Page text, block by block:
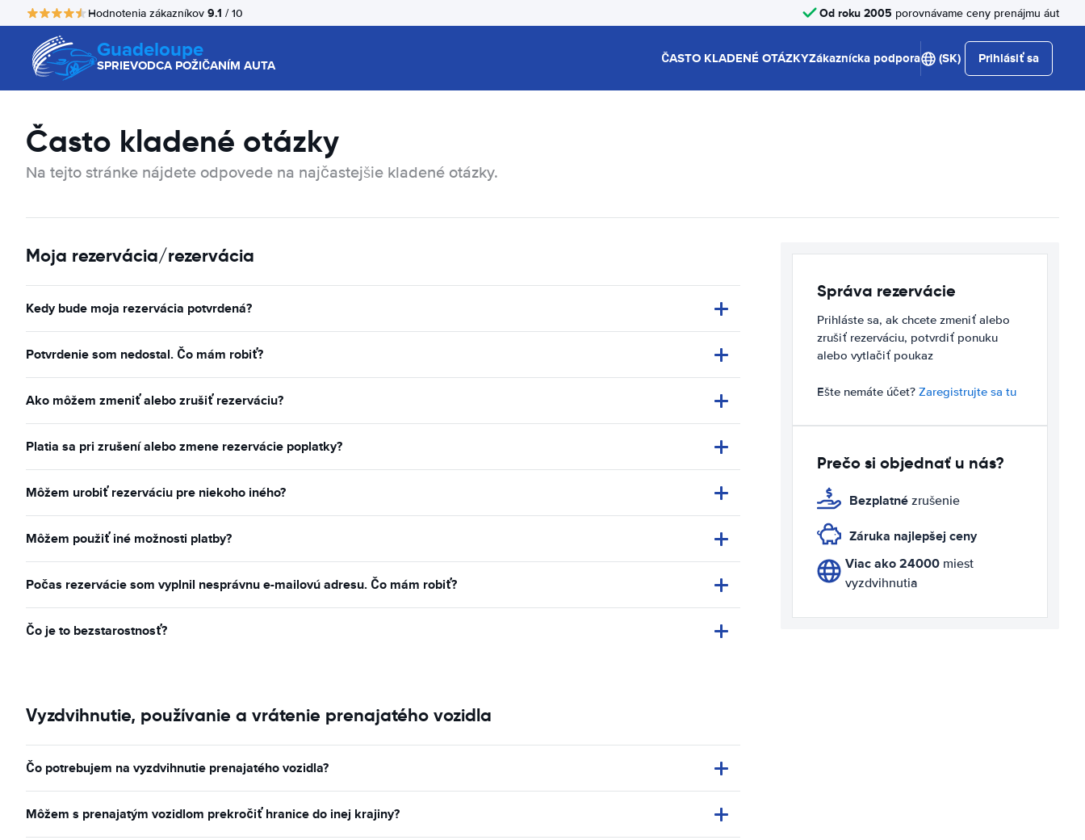
Hodnotenia zákazníkov 9.1 / 10 Od roku 2005 porovnávame ceny prenájmu áut
Guadeloupe
SPRIEVODCA POŽIČANÍM AUTA ČASTO KLADENÉ OTÁZKYZákaznícka podpora (SK) Prihlásiť sa
Často kladené otázky
Na tejto stránke nájdete odpovede na najčastejšie kladené otázky.
Moja rezervácia/rezervácia
Kedy bude moja rezervácia potvrdená?
Potvrdenie som nedostal. Čo mám robiť?
Ako môžem zmeniť alebo zrušiť rezerváciu?
Platia sa pri zrušení alebo zmene rezervácie poplatky?
Môžem urobiť rezerváciu pre niekoho iného?
Môžem použiť iné možnosti platby?
Počas rezervácie som vyplnil nesprávnu e-mailovú adresu. Čo mám robiť?
Čo je to bezstarostnosť?
Vyzdvihnutie, používanie a vrátenie prenajatého vozidla
Čo potrebujem na vyzdvihnutie prenajatého vozidla?
Môžem s prenajatým vozidlom prekročiť hranice do inej krajiny?
Správa rezervácie
Prihláste sa, ak chcete zmeniť alebo
zrušiť rezerváciu, potvrdiť ponuku
alebo vytlačiť poukaz
Ešte nemáte účet? Zaregistrujte sa tu
Prečo si objednať u nás?
Bezplatné zrušenie
Záruka najlepšej ceny
Viac ako 24000miest
vyzdvihnutia